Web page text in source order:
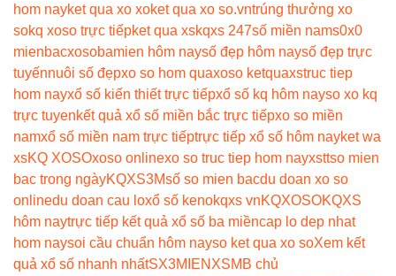
hom nayket qua xo xoket qua xo so.vntrúng thưởng xo
sokq xoso trực tiếpket qua xskqxs 247số miền nams0x0
mienbacxosobamien hôm naysố đẹp hôm naysố đẹp trực
tuyếnnuôi số đẹpxo so hom quaxoso ketquaxstruc tiep
hom nayxổ số kiến thiết trực tiếpxổ số kq hôm nayso xo kq
trực tuyenkết quả xổ số miền bắc trực tiếpxo so miền
namxổ số miền nam trực tiếptrực tiếp xổ số hôm nayket wa
xsKQ XOSOxoso onlinexo so truc tiep hom nayxsttso mien
bac trong ngàyKQXS3Msố so mien bacdu doan xo so
onlinedu doan cau loxổ số kenokqxs vnKQXOSOKQXS
hôm naytrực tiếp kết quả xổ số ba miềncap lo dep nhat
hom naysoi cầu chuẩn hôm nayso ket qua xo soXem kết
quả xổ số nhanh nhấtSX3MIEN XSMB chủ